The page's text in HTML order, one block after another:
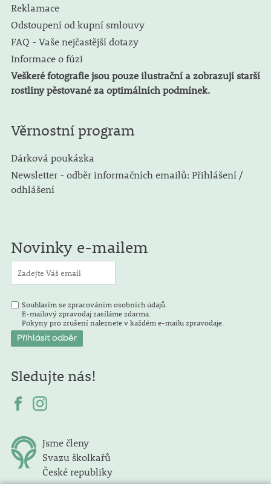
Reklamace
Odstoupení od kupní smlouvy
FAQ - Vaše nejčastější dotazy
Informace o fúzi
Veškeré fotografie jsou pouze ilustrační a zobrazují starší
rostliny pěstované za optimálních podmínek.
Věrnostní program
Dárková poukázka
Newsletter - odběr informačních emailů: Přihlášení /
odhlášení
Novinky e-mailem
Souhlasím se zpracováním osobních údajů.
E-mailový zpravodaj zasíláme zdarma.
Pokyny pro zrušení naleznete v každém e-mailu zpravodaje.
Sledujte nás!
Jsme členy
Svazu školkařů
České republiky